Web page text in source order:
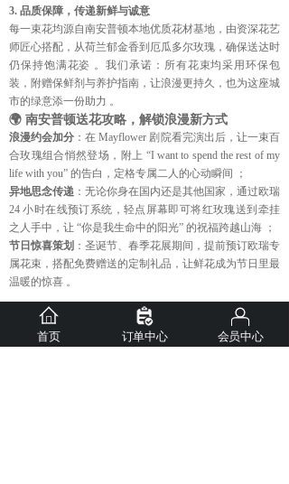
3. 品质保障，传递新鲜与诚意
每一束花均源自南安普顿本地优质花材基地，由资深花艺
师匠心搭配，从荷兰郁金香到厄瓜多尔玫瑰，确保送达时
仍保持饱满花姿 。我们承诺：所有花束均采用环保包
装，附赠保鲜剂与养护指南，让浪漫更持久，也为这座城
市的绿意添一份助力 。
🌍 南安普顿送花攻略，解锁浪漫新方式
浪漫约会加分 ：在 Mayflower 剧院看完演出后，让一束百
合玫瑰组合悄然登场，附上 “I want to spend the rest of my
life with you” 的告白，定格专属二人的心动瞬间 ；
异地思念传递 ：无论你身在国内还是其他国家，通过欧瑞
24 小时在线预订系统，轻点屏幕即可将红玫瑰送到牵挂
之人手中，让 “你是我生命中的阳光” 的祝福跨越山海 ；
节日惊喜策划 ：圣诞节、春季花展期间，提前预订欧瑞专
属花束，搭配免费赠送的定制礼品，让鲜花成为节日里最
温暖的惊喜 。
💌 即刻下单，让爱盛开在南安普顿
点击下方【国际送花--英国专区】，选择你心仪的花束款
首页 订单中心 会员中心